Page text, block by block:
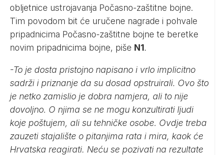
obljetnice ustrojavanja Počasno-zaštitne bojne.
Tim povodom bit će uručene nagrade i pohvale
pripadnicima Počasno-zaštitne bojne te beretke
novim pripadnicima bojne, piše N1.
-To je dosta pristojno napisano i vrlo implicitno
sadrži i priznanje da su dosad opstruirali. Ovo što
je netko zamislio je dobra namjera, ali to nije
dovoljno. O njima se ne mogu konzultirati ljudi
koje poštujem, ali su tehničke osobe. Ovdje treba
zauzeti stajalište o pitanjima rata i mira, kaok će
Hrvatska reagirati. Neću se pozivati na rezultate